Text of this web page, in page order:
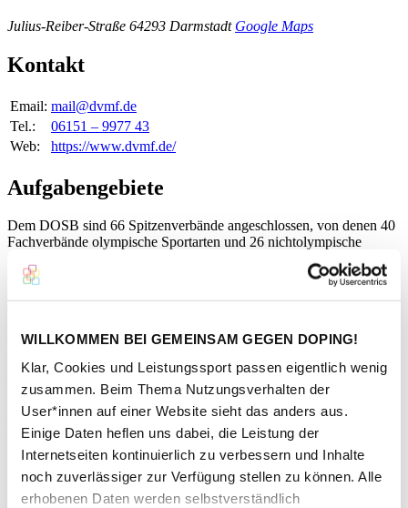
WILLKOMMEN BEI GEMEINSAM GEGEN DOPING!
Klar, Cookies und Leistungssport passen eigentlich wenig
zusammen. Beim Thema Nutzungsverhalten der
User*innen auf einer Website sieht das anders aus.
Einige Daten heflen uns dabei, die Leistung der
Internetseiten kontinuierlich zu verbessern und Inhalte
noch zuverlässiger zur Verfügung stellen zu können. Alle
erhobenen Daten werden selbstverständlich
Julius-Reiber-Straße 64293 Darmstadt Google Maps
Kontakt
Email: mail@dvmf.de
Tel.:
06151 – 9977 43
Web:
https://www.dvmf.de/
Aufgabengebiete
Dem DOSB sind 66 Spitzenverbände angeschlossen, von denen 40
Fachverbände olympische Sportarten und 26 nichtolympische
Landesfachverbände organisiert. In wenigen Ausnahmefällen wie
z.B. bei den Spitzenverbänden für Hockey, Rudern und Segeln sind
diese in den internationalen Fachverbänden und organisieren den
gemeinsam die Basis der Dachorganisation „Deutscher Olympischer
Sportbund“.
Kontaktperson